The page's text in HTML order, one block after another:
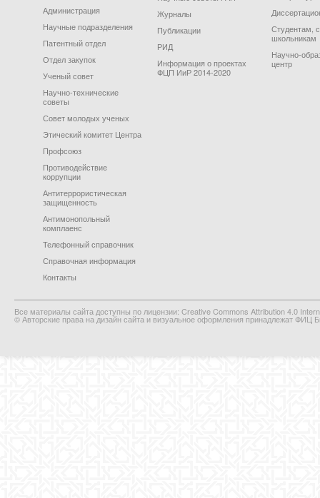
Администрация
Научные подразделения
Патентный отдел
Отдел закупок
Ученый совет
Научно-технические
советы
Совет молодых ученых
Этический комитет Центра
Профсоюз
Противодействие
коррупции
Антитеррористическая
защищенность
Антимонопольный
комплаенс
Телефонный справочник
Справочная информация
Контакты
Журналы
Публикации
РИД
Информация о проектах
ФЦП ИиР 2014-2020
Студентам,
школьникам
Научно-
центр
Все материалы сайта доступны по лицензии: Creative Commons Attribution 4.0
© Авторские права на дизайн сайта и визуальное оформления принадлежат ФИЦ